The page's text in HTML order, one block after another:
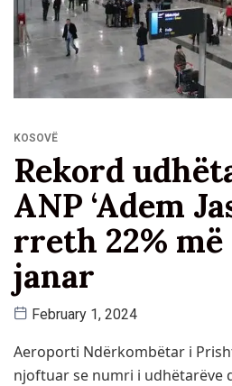
KOSOVË
Rekord
ANP ‘Adem
rreth 22% më
janar
February 1, 2024
Aeroporti Ndërkombëtar i
njoftuar se numri i udhëtarëve